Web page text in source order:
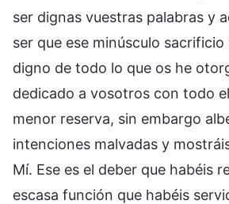
ser dignas vuestras palabras y
ser que ese minúsculo sacrificio
digno de todo lo que os he
dedicado a vosotros con todo
menor reserva, sin embargo
intenciones malvadas y
Mí. Ese es el deber que habéis
escasa función que habéis